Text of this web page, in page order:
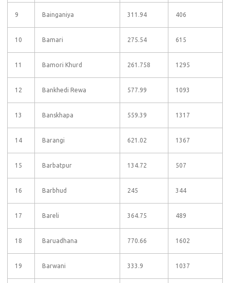
9 Bainganiya 311.94 406
10 Bamari 275.54 615
11 Bamori Khurd 261.758 1295
12 Bankhedi Rewa 577.99 1093
13 Banskhapa 559.39 1317
14 Barangi 621.02 1367
15 Barbatpur 134.72 507
16 Barbhud 245 344
17 Bareli 364.75 489
18 Baruadhana 770.66 1602
19 Barwani 333.9 1037